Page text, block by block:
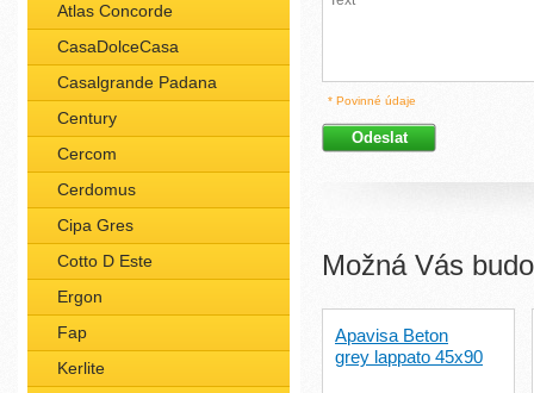
Atlas Concorde
CasaDolceCasa
Casalgrande Padana
Century
Cercom
Cerdomus
Cipa Gres
Cotto D Este
Ergon
Fap
Kerlite
* Povinné údaje
Možná Vás
Apavisa Beton
grey lappato 45x90